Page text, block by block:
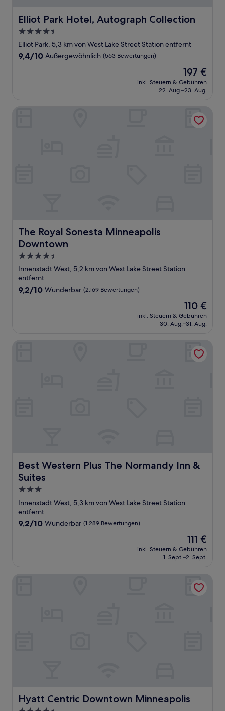
Elliot Park Hotel, Autograph Collection
Elliot Park Hotel, Autograph Collection
4.5-
Sterne-
Unterkunft
Elliot Park, 5,3 km von West Lake Street Station entfernt
9.4
9,4/10 Außergewöhnlich (563 Bewertungen)
Der
Preis
beträgt
197 €
inkl. Steuern & Gebühren
22. Aug.–23. Aug.
The Royal Sonesta Minneapolis
Downtown
The Royal Sonesta Minneapolis Downtown
4.5-
Sterne-
Unterkunft
Innenstadt West, 5,2 km von West Lake Street Station
entfernt
9.2
9,2/10 Wunderbar (2.169 Bewertungen)
Der
Preis
beträgt
110 €
inkl. Steuern & Gebühren
30. Aug.–31. Aug.
Best Western Plus The Normandy Inn &
Suites
Best Western Plus The Normandy Inn & Suites
3.0-
Sterne-
Unterkunft
Innenstadt West, 5,3 km von West Lake Street Station
entfernt
9.2
9,2/10 Wunderbar (1.289 Bewertungen)
Der
Preis
beträgt
111 €
inkl. Steuern & Gebühren
1. Sept.–2. Sept.
Hyatt Centric Downtown Minneapolis
Hyatt Centric Downtown Minneapolis